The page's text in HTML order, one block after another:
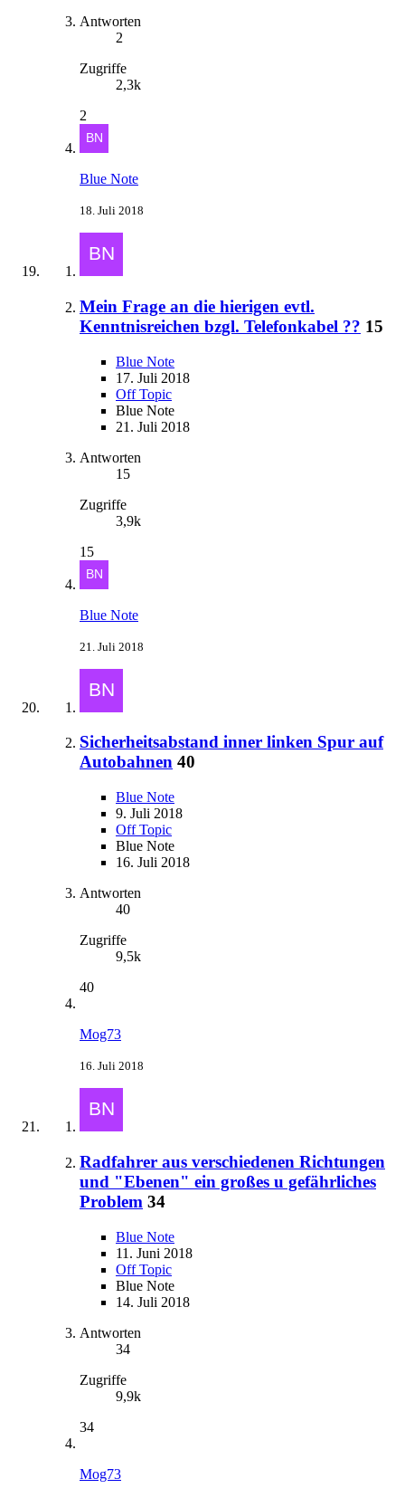
Antworten
2
Zugriffe
2,3k
2
Blue Note
18. Juli 2018
Mein Frage an die hierigen evtl.
Kenntnisreichen bzgl. Telefonkabel ?? 15
Blue Note
17. Juli 2018
Off Topic
Blue Note
21. Juli 2018
Antworten
15
Zugriffe
3,9k
15
Blue Note
21. Juli 2018
Sicherheitsabstand inner linken Spur auf
Autobahnen 40
Blue Note
9. Juli 2018
Off Topic
Blue Note
16. Juli 2018
Antworten
40
Zugriffe
9,5k
40
Mog73
16. Juli 2018
Radfahrer aus verschiedenen Richtungen
und "Ebenen" ein großes u gefährliches
Problem 34
Blue Note
11. Juni 2018
Off Topic
Blue Note
14. Juli 2018
Antworten
34
Zugriffe
9,9k
34
Mog73